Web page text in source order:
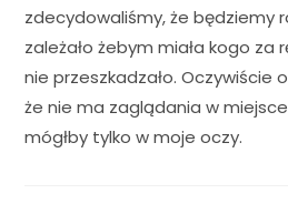
zdecydowaliśmy, że będziemy
zależało żebym miała kogo za
nie przeszkadzało. Oczywiście
że nie ma zaglądania w
mógłby tylko w moje oczy.